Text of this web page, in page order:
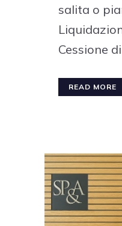
salita o
Cessione
READ MORE